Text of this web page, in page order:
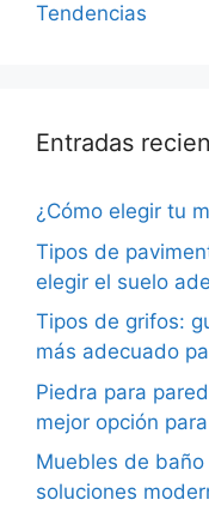
Tendencias
Entradas
¿Cómo elegir tu
Tipos de
elegir el suelo
Tipos de grifos:
más adecuado
Piedra para
mejor opción
Muebles de
soluciones